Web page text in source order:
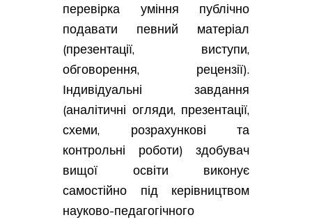
перевірка уміння публічно
подавати певний матеріал
(презентації, виступи,
обговорення, рецензії).
Індивідуальні завдання
(аналітичні огляди, презентації,
схеми, розрахункові та
контрольні роботи) здобувач
вищої освіти виконує
самостійно під керівництвом
науково-педагогічного